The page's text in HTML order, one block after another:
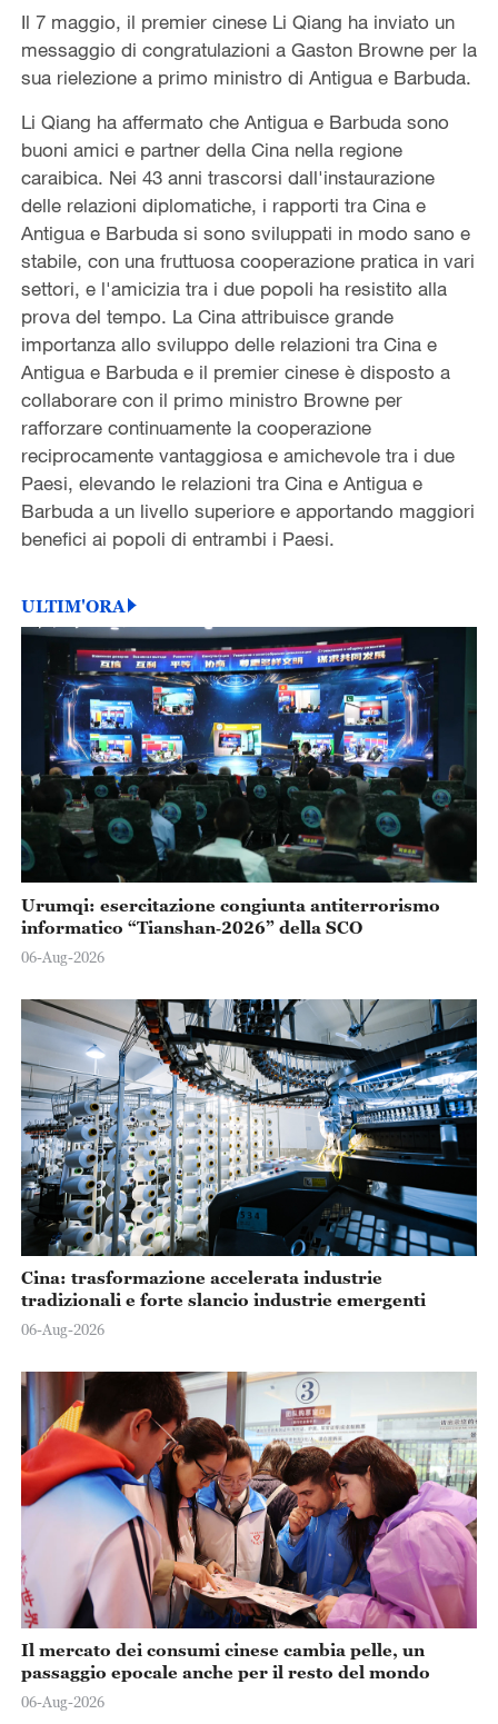
Il 7 maggio, il premier cinese Li Qiang ha inviato un
messaggio di congratulazioni a Gaston Browne per la
sua rielezione a primo ministro di Antigua e Barbuda.
Li Qiang ha affermato che Antigua e Barbuda sono
buoni amici e partner della Cina nella regione
caraibica. Nei 43 anni trascorsi dall'instaurazione
delle relazioni diplomatiche, i rapporti tra Cina e
Antigua e Barbuda si sono sviluppati in modo sano e
stabile, con una fruttuosa cooperazione pratica in vari
settori, e l'amicizia tra i due popoli ha resistito alla
prova del tempo. La Cina attribuisce grande
importanza allo sviluppo delle relazioni tra Cina e
Antigua e Barbuda e il premier cinese è disposto a
collaborare con il primo ministro Browne per
rafforzare continuamente la cooperazione
reciprocamente vantaggiosa e amichevole tra i due
Paesi, elevando le relazioni tra Cina e Antigua e
Barbuda a un livello superiore e apportando maggiori
benefici ai popoli di entrambi i Paesi.
ULTIM'ORA
Urumqi: esercitazione congiunta antiterrorismo
informatico “Tianshan‑2026” della SCO
06-Aug-2026
Cina: trasformazione accelerata industrie
tradizionali e forte slancio industrie emergenti
06-Aug-2026
Il mercato dei consumi cinese cambia pelle, un
passaggio epocale anche per il resto del mondo
06-Aug-2026